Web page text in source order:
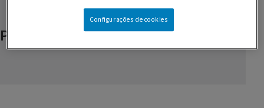
Produtos relacionados
Configurações de cookies